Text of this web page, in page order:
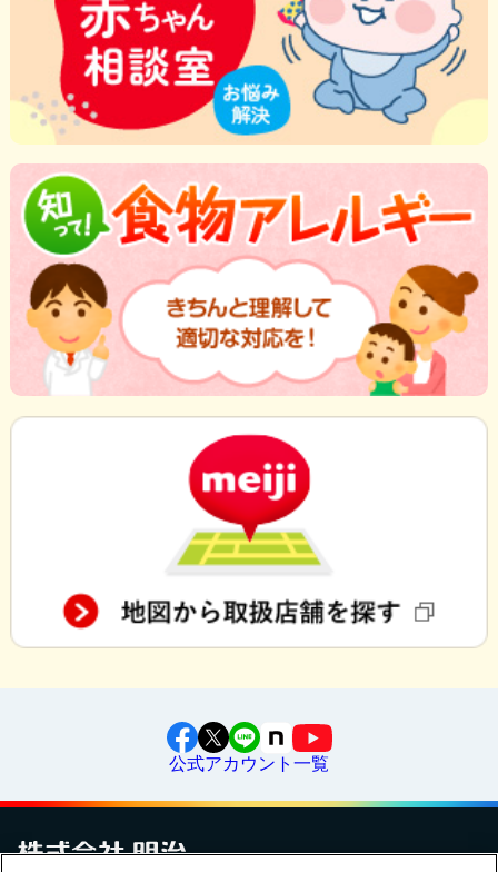
公式アカウント一覧